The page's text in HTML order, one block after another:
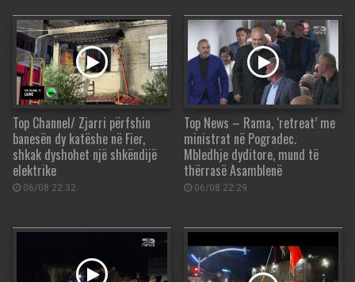
Top Channel/ Zjarri përfshin
banesën dy katëshe në Fier,
shkak dyshohet një shkëndijë
elektrike
06/08 22:32
Top News – Rama, ‘retreat’ me
ministrat në Pogradec.
Mbledhje dyditore, mund të
thërrasë Asamblenë
06/08 22:29